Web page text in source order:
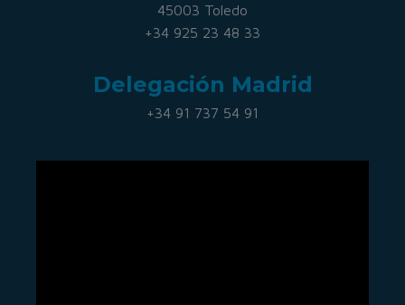
45003 Toledo
+34 925 23 48 33
Delegación Madrid
+34 91 737 54 91